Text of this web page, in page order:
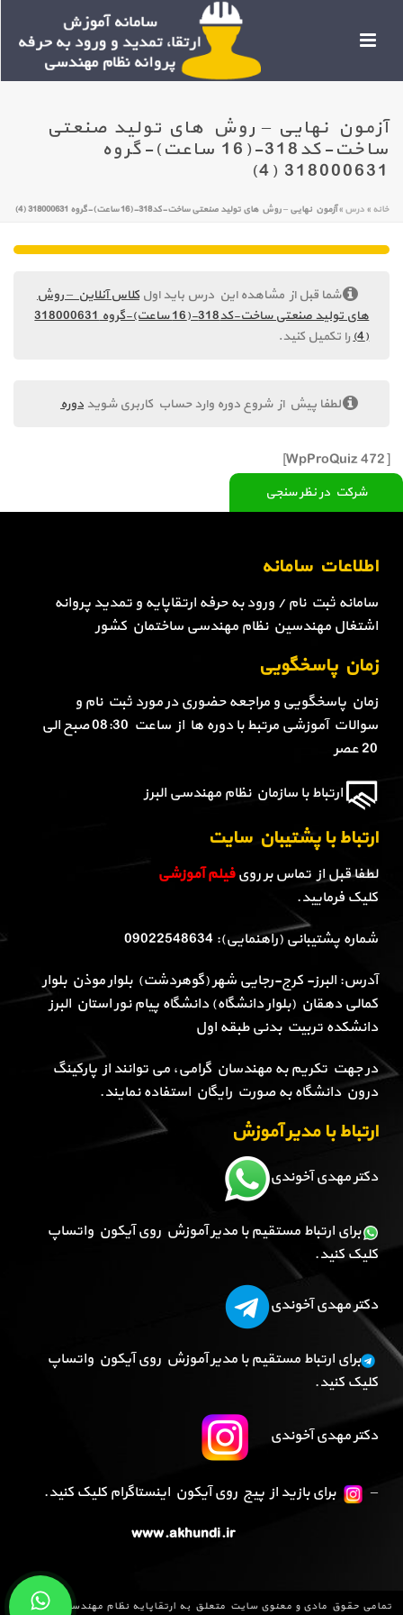
آزمون نهایی – روش های تولید صنعتی
ساخت-کد318-(16 ساعت)-گروه
318000631 (4)
خانه » درس »آزمون نهایی – روش های تولید صنعتی ساخت-کد318-(16 ساعت)-گروه 318000631 (4)
شرکت در نظر سنجی
شما قبل از مشاهده این درس باید اولکلاس آنلاین – روش
های تولید صنعتی ساخت-کد318-(16 ساعت)-گروه 318000631
(4)
را تکمیل کنید.
لطفا پیش از شروع دوره وارد حساب کاربری شویددوره
[WpProQuiz 472]
اطلاعات سامانه
سامانه ثبت نام / ورود به حرفه ارتقاپایه و تمدید پروانه
اشتغال مهندسین نظام مهندسی ساختمان کشور
زمان پاسخگویی
زمان پاسخگویی و مراجعه حضوری در مورد ثبت نام و
سوالات آموزشی مرتبط با دوره ها از ساعت 08:30 صبح الی
20 عصر
ارتباط با سازمان نظام مهندسی البرز
ارتباط با پشتیبان سایت
لطفا قبل از تماس بر رویفیلم آموزشی
کلیک فرمایید.
شماره پشتیبانی (راهنمایی): 09022548634
آدرس: البرز- کرج-رجایی شهر (گوهردشت) بلوار موذن بلوار
کمالی دهقان (بلوار دانشگاه) دانشگاه پیام نور استان البرز
دانشکده تربیت بدنی طبقه اول
در جهت تکریم به مهندسان گرامی، می توانند از پارکینگ
درون دانشگاه به صورت رایگان استفاده نمایند.
ارتباط با مدیر آموزش
دکتر مهدی آخوندی
برای ارتباط مستقیم با مدیر آموزش روی آیکون واتساپ
کلیک کنید.
دکتر مهدی آخوندی
برای ارتباط مستقیم با مدیر آموزش روی آیکون واتساپ
کلیک کنید.
دکتر مهدی آخوندی
–
برای بازید از پیج روی آیکون اینستاگرام کلیک کنید.
www.akhundi.ir
تمامی حقوق مادی و معنوی سایت متعلق به ارتقاپایه نظام مهندسی
می باشد و